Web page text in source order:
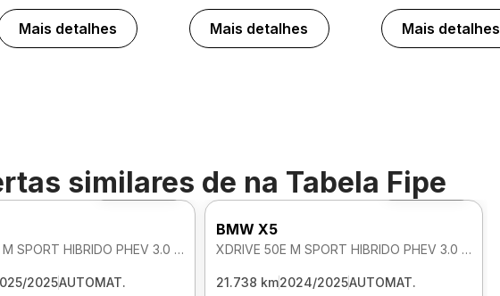
Mais detalhes Mais detalhes Mais detalhes
similares de na Tabela Fipe
Foto 360º
XDRIVE 50E M SPORT HIBRIDO PHEV 3.0 AUTOMATICO
2025AUTOMAT.
Foto 360º
BMW X5
XDRIVE 50E M SPORT HIBRIDO PHEV 3.0 AUTOMATICO
21.738 km2024/2025AUTOMAT.